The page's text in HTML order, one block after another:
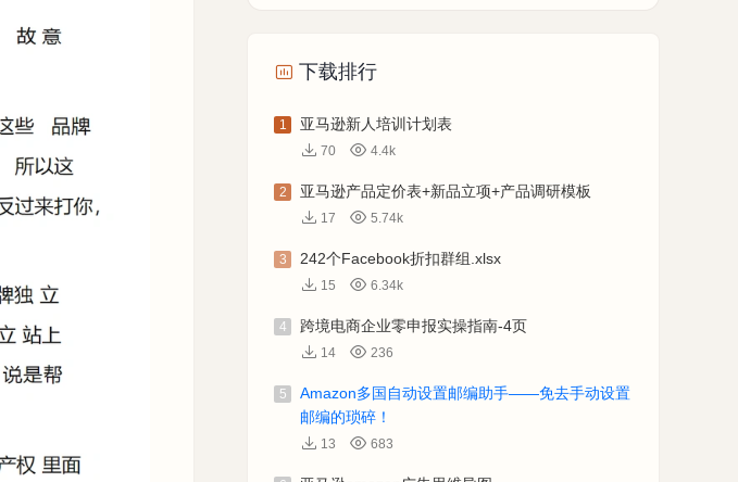
下载排行
1 亚马逊新人培训计划表
70 4.4k
2 亚马逊产品定价表+新品立项+产品调研模板
17 5.74k
3 242个Facebook折扣群组.xlsx
15 6.34k
4 跨境电商企业零申报实操指南-4页
14 236
5
Amazon多国自动设置邮编助手——免去手动设置
邮编的琐碎！
13 683